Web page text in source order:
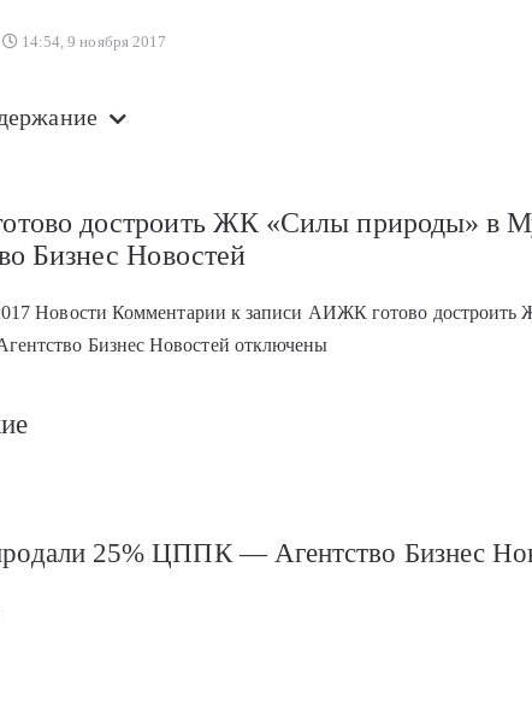
14:54, 9 ноября 2017
достроить ЖК «Силы природы» в
Бизнес Новостей
Новости Комментарии к записи АИЖК готово
Бизнес Новостей отключены
25% ЦППК — Агентство Бизнес